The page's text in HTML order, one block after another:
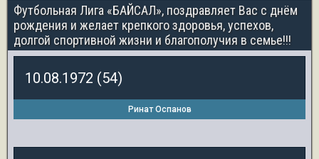
Футбольная Лига «БАЙСАЛ», поздравляет Вас с днём
рождения и желает крепкого здоровья, успехов,
долгой спортивной жизни и благополучия в семье!!!
10.08.1972 (54)
Ринат Оспанов